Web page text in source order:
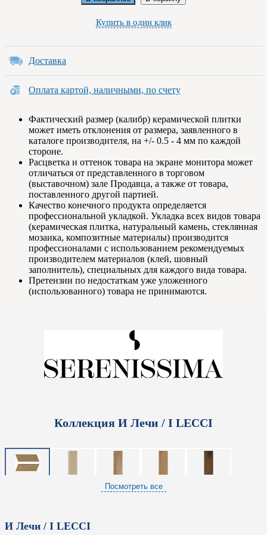
Купить в один клик
Доставка
Оплата картой, наличными, по счету
Фактический размер (калибр) керамической плитки
может иметь отклонения от размера, заявленного в
каталоге производителя, на +/- 0.5 - 4 мм по каждой
стороне.
Расцветка и оттенок товара на экране монитора может
отличаться от представленного в торговом
(выставочном) зале Продавца, а также от товара,
поставленного другой партией.
Качество конечного продукта определяется
профессиональной укладкой. Укладка всех видов товара
(керамическая плитка, натуральный камень, стеклянная
мозаика, композитные материалы) производится
профессионалами с использованием рекомендуемых
производителем материалов (клей, шовный
заполнитель), специальных для каждого вида товара.
Претензии по недостаткам уже уложенного
(использованного) товара не принимаются.
Коллекция И Лечи / I LECCI
Посмотреть все
И Лечи / I LECCI